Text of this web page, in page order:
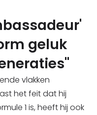
geluk
vlakken
het feit dat hij
1 is, heeft hij ook